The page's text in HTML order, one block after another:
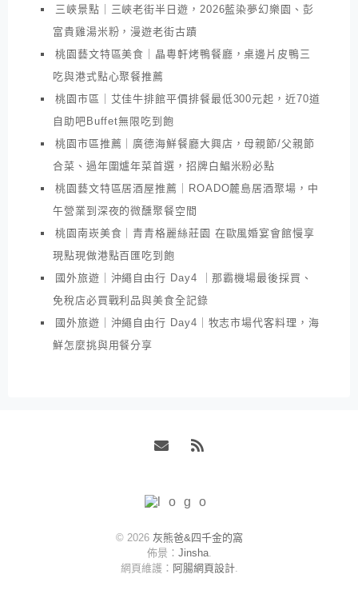
三峽景點｜三峽老街半日遊，2026藍染夢幻樂園、彭
富貴雞湯米粉，漫遊老街古蹟
桃園藝文特區美食｜晶粵軒烤鴨餐廳，桌邊片皮鴨三
吃與港式點心聚餐推薦
桃園市區｜艾佳牛排館平價排餐最低300元起，近70道
自助吧Buffet無限吃到飽
桃園市區推薦｜廣德海鮮餐廳大興店，母親節/父親節
合菜、過年圍爐年菜首選，招牌白鯧米粉必點
桃園藝文特區居酒屋推薦｜ROADO麓島居酒聚場，中
午營業到深夜的微醺聚餐空間
桃園南崁美食｜青青格麗絲莊園 在歐風婚宴會館慢享
現點現做港點百匯吃到飽
國外旅遊｜沖繩自由行 Day4 ｜那霸機場最後採買、
免稅店必買戰利品與美食全記錄
國外旅遊｜沖繩自由行 Day4｜牧志市場代客料理，海
鮮怎麼挑與用餐分享
© 2026 灰熊爸&四千金的窩
佈景： Jinsha.
網頁維護： 阿腸網頁設計.